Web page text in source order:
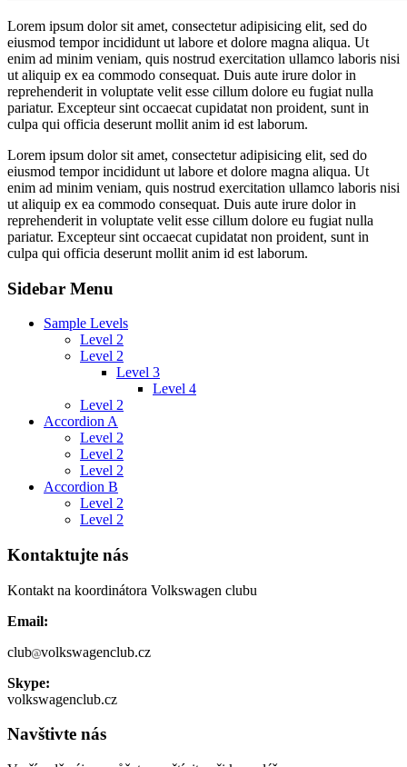
Lorem ipsum dolor sit amet, consectetur adipisicing elit, sed do
eiusmod tempor incididunt ut labore et dolore magna aliqua. Ut
enim ad minim veniam, quis nostrud exercitation ullamco laboris nisi
ut aliquip ex ea commodo consequat. Duis aute irure dolor in
reprehenderit in voluptate velit esse cillum dolore eu fugiat nulla
pariatur. Excepteur sint occaecat cupidatat non proident, sunt in
culpa qui officia deserunt mollit anim id est laborum.
Lorem ipsum dolor sit amet, consectetur adipisicing elit, sed do
eiusmod tempor incididunt ut labore et dolore magna aliqua. Ut
enim ad minim veniam, quis nostrud exercitation ullamco laboris nisi
ut aliquip ex ea commodo consequat. Duis aute irure dolor in
reprehenderit in voluptate velit esse cillum dolore eu fugiat nulla
pariatur. Excepteur sint occaecat cupidatat non proident, sunt in
culpa qui officia deserunt mollit anim id est laborum.
Sidebar Menu
Sample Levels
Level 2
Level 2
Level 3
Level 4
Level 2
Accordion A
Level 2
Level 2
Level 2
Accordion B
Level 2
Level 2
Kontaktujte nás
Kontakt na koordinátora Volkswagen clubu
Email:
club volkswagenclub.cz
Skype:
volkswagenclub.cz
Navštivte nás